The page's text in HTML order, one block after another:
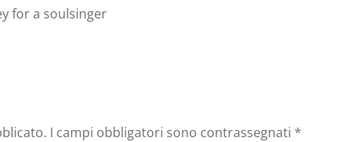
for a soulsinger
I campi obbligatori sono contrassegnati *